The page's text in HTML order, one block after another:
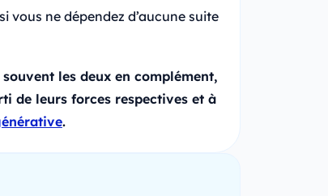
vous ne dépendez d’aucune suite
les deux en complément,
de leurs forces respectives et à
.